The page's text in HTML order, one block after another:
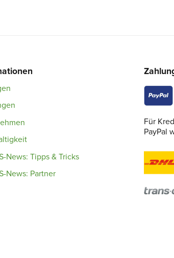
News: Tipps & Tricks
News: Partner
Für
PayPal